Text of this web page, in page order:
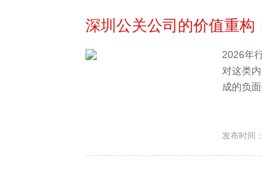
深圳公关公司的价值重构
2026年
对这类
成的负
发布时间